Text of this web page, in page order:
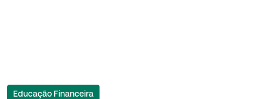
Educação Financeira